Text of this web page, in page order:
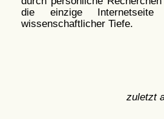
die einzige
wissenschaftlicher Tiefe.
zuletzt